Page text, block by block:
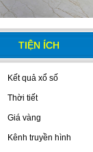
TIỆN ÍCH
Kết quả xổ số
Thời tiết
Giá vàng
Kênh truyền hình